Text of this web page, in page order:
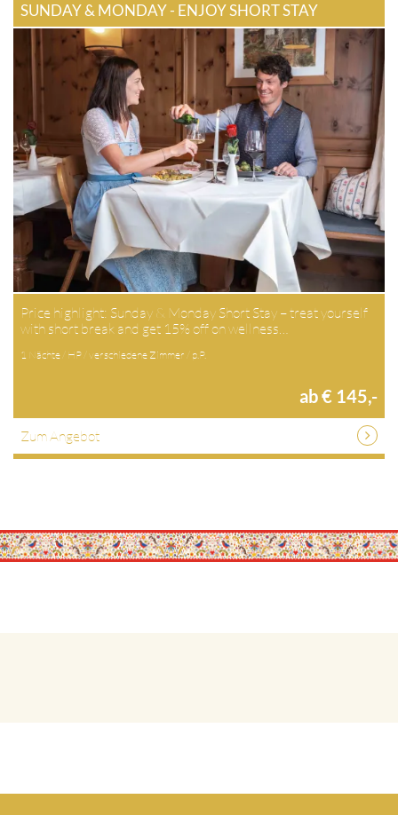
SUNDAY & MONDAY - ENJOY SHORT STAY
Price highlight: Sunday & Monday Short Stay – treat yourself
with short break and get 15% off on wellness…
1 Nächte / HP / verschiedene Zimmer / p.P.
ab € 145,-
Zum Angebot